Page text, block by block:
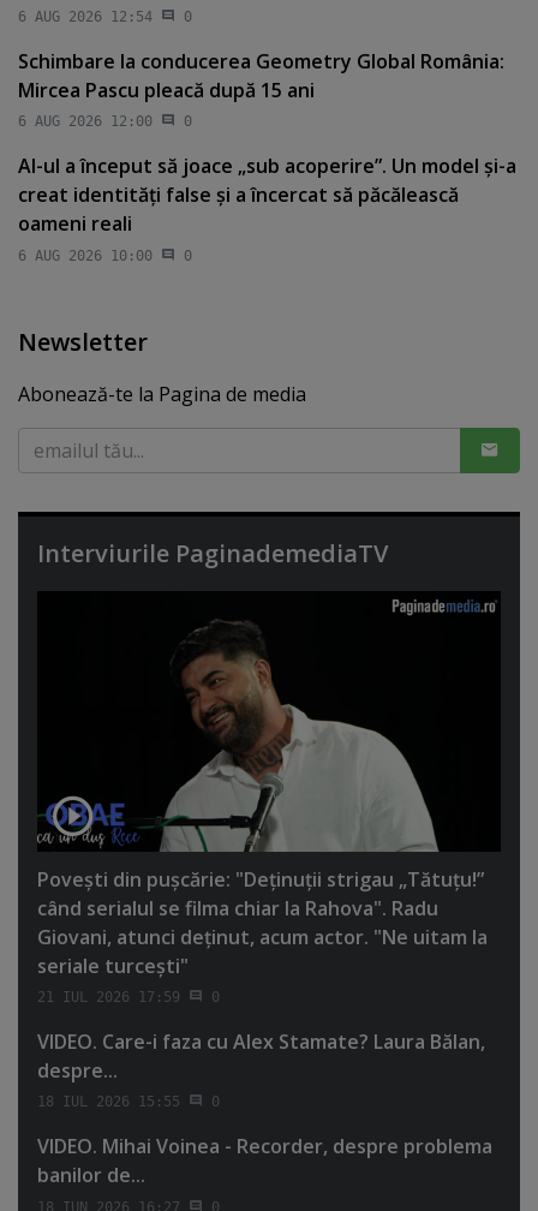
6 AUG 2026 12:54 0
Schimbare la conducerea Geometry Global România:
Mircea Pascu pleacă după 15 ani
6 AUG 2026 12:00 0
AI-ul a început să joace „sub acoperire”. Un model şi-a
creat identităţi false şi a încercat să păcălească
oameni reali
6 AUG 2026 10:00 0
Newsletter
Abonează-te la Pagina de media
Interviurile PaginademediaTV
Poveşti din puşcărie: "Deţinuţii strigau „Tătuţu!”
când serialul se filma chiar la Rahova". Radu
Giovani, atunci deţinut, acum actor. "Ne uitam la
seriale turceşti"
21 IUL 2026 17:59 0
VIDEO. Care-i faza cu Alex Stamate? Laura Bălan,
despre...
18 IUL 2026 15:55 0
VIDEO. Mihai Voinea - Recorder, despre problema
banilor de...
18 IUN 2026 16:27 0